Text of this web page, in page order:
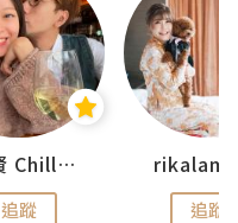
思思賢 ChillMyBabe
追蹤 追蹤